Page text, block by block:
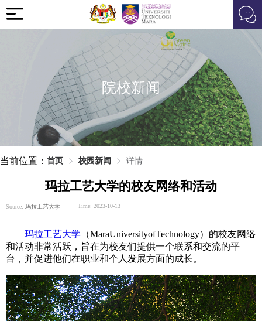
院校新闻
当前位置： 首页 校园新闻 详情
玛拉工艺大学的校友网络和活动
Source: 玛拉工艺大学 Time: 2023-10-13
玛拉工艺大学 （MaraUniversityofTechnology）的校友网络
和活动非常活跃，旨在为校友们提供一个联系和交流的平
台，并促进他们在职业和个人发展方面的成长。